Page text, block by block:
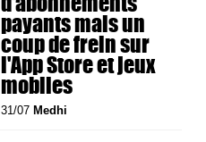
payants mais un
coup de frein sur
l'App Store et jeux
mobiles
31/07 Medhi